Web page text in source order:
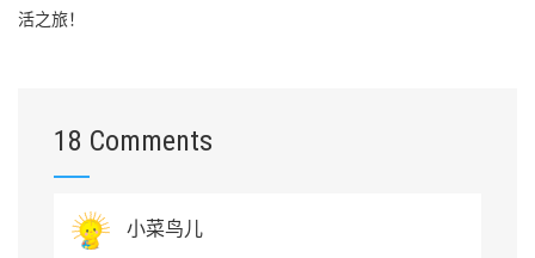
活之旅！
18 Comments
小菜鸟儿